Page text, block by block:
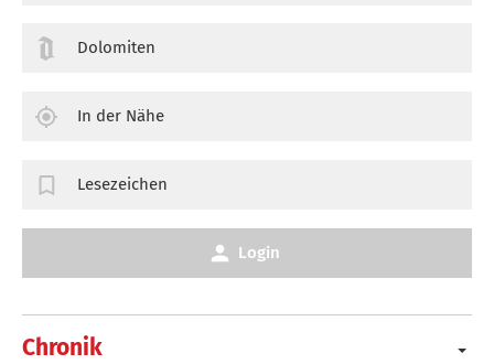
Chronik
Dolomiten
In der Nähe
Lesezeichen
Login